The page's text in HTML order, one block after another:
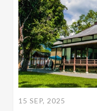
15 SEP, 2025